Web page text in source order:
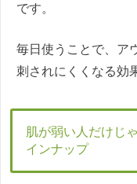
です。
毎日使うことで、ア
刺されにくくなる効
肌が弱い人だけじ
インナップ